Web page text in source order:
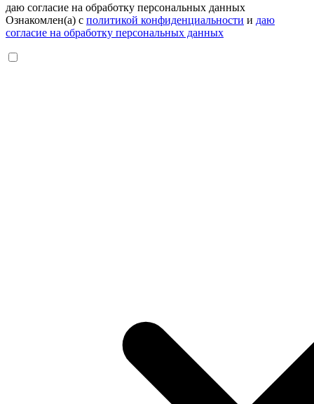
даю согласие на обработку персональных данных
Ознакомлен(а) с политикой конфиденциальности и даю
согласие на обработку персональных данных